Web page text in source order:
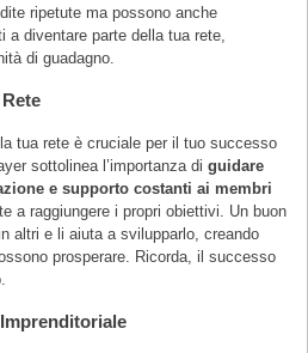
ripetute ma possono anche
diventare parte della tua rete,
di guadagno.
tua rete è cruciale per il tuo successo
sottolinea l’importanza diguidare
e supporto costanti ai membri
a raggiungere i propri obiettivi. Un buon
altri e li aiuta a svilupparlo, creando
prosperare. Ricorda, il successo